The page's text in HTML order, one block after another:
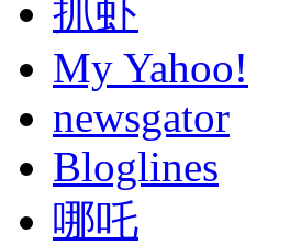
抓虾
My Yahoo!
newsgator
Bloglines
哪吒